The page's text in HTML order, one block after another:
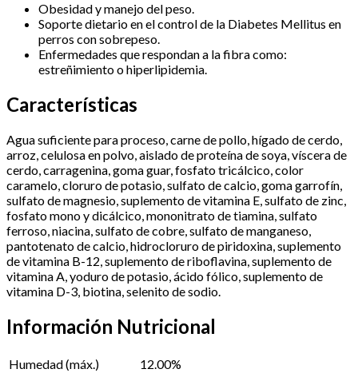
Obesidad y manejo del peso.
Soporte dietario en el control de la Diabetes Mellitus en
perros con sobrepeso.
Enfermedades que respondan a la fibra como:
estreñimiento o hiperlipidemia.
Características
Agua suficiente para proceso, carne de pollo, hígado de cerdo,
arroz, celulosa en polvo, aislado de proteína de soya, víscera de
cerdo, carragenina, goma guar, fosfato tricálcico, color
caramelo, cloruro de potasio, sulfato de calcio, goma garrofín,
sulfato de magnesio, suplemento de vitamina E, sulfato de zinc,
fosfato mono y dicálcico, mononitrato de tiamina, sulfato
ferroso, niacina, sulfato de cobre, sulfato de manganeso,
pantotenato de calcio, hidrocloruro de piridoxina, suplemento
de vitamina B-12, suplemento de riboflavina, suplemento de
vitamina A, yoduro de potasio, ácido fólico, suplemento de
vitamina D-3, biotina, selenito de sodio.
Información Nutricional
Humedad (máx.)
12.00%